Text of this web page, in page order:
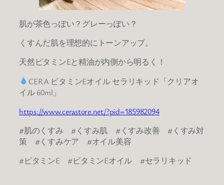
肌が茶色っぽい？グレーっぽい？
くすんだ肌を理想的にトーンアップ。
天然ビタミンEと精油が内側から明るく！
CERA ビタミンEオイル セラリキッド「クリアオ
イル 60ml」
https://www.cerastore.net/?pid=185982094
#肌のくすみ #くすみ肌 #くすみ改善 #くすみ対
策 #くすみケア #オイル美容
#ビタミンE #ビタミンEオイル #セラリキッド